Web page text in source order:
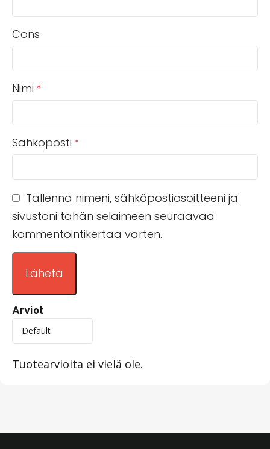
Arviot
Tuotearvioita ei vielä ole.
Cons
Nimi *
Sähköposti *
Tallenna nimeni, sähköpostiosoitteeni ja
sivustoni tähän selaimeen seuraavaa
kommentointikertaa varten.